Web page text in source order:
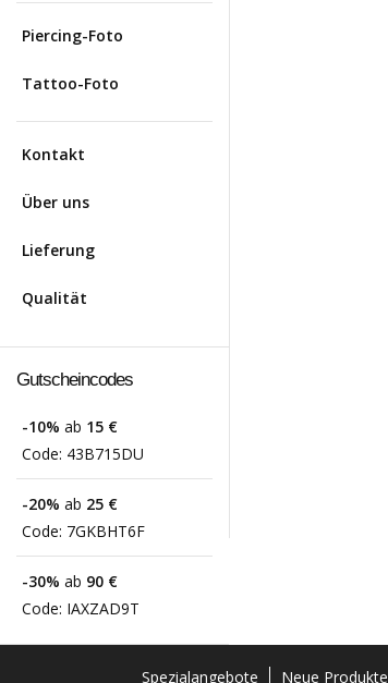
Piercing-Foto
Tattoo-Foto
Kontakt
Über uns
Lieferung
Qualität
Gutscheincodes
-10% ab 15 €
Code: 43B715DU
-20% ab 25 €
Code: 7GKBHT6F
-30% ab 90 €
Code: IAXZAD9T
Spezialangebote Neue Produkte